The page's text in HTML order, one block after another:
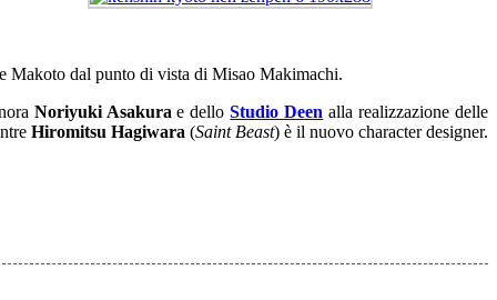
Makoto dal punto di vista di Misao Makimachi.
Noriyuki Asakura e delloStudio Deen alla realizzazione delle
Hiromitsu Hagiwara (Saint Beast) è il nuovo character designer.